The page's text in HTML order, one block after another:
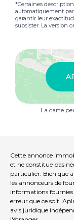
*Certaines
automatiquement
garantir leur
subsister. La version
La carte
Cette annonce
et ne constitue pas
particulier. Bien que
les annonceurs de
informations
erreur que ce soit.
avis juridique